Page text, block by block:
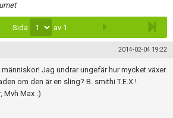
Sida av 1
2014-02-04 19:22
Jag undrar ungefär hur mycket växer
om den är en sling? B. smithi T.E.X !
Mvh Max :)